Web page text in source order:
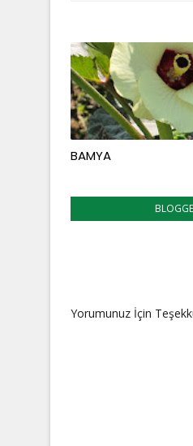
BAMYA
Yorumunuz İçin